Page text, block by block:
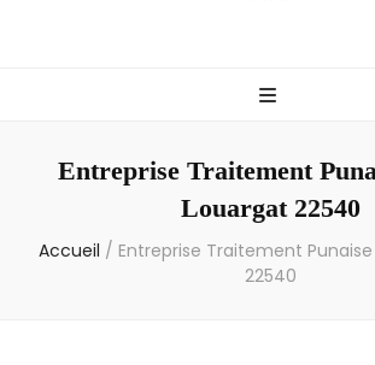
– Info
Entreprise Traitement
Louargat 22540
Accueil / Entreprise Traitement
22540